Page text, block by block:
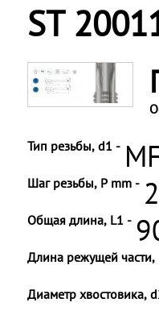
ST
Тип резьбы, d1 -
Шаг резьбы, P mm -
Общая длина, L1 -
Длина режущей части,
Диаметр хвостовика,